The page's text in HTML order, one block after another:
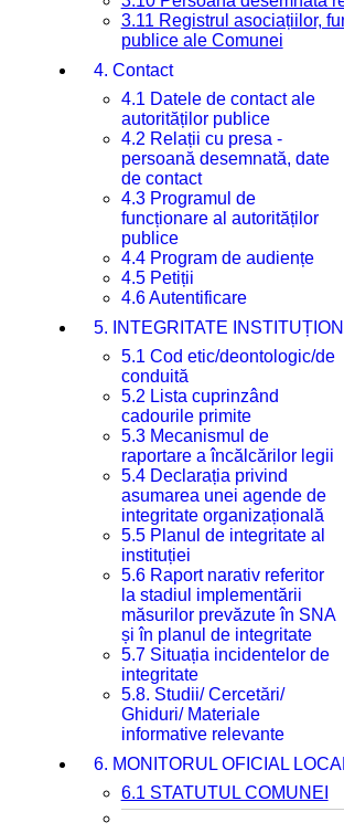
3.11 Registrul asociațiilor,
publice ale Comunei
4. Contact
4.1 Datele de contact ale
autorităților publice
4.2 Relații cu presa -
persoană desemnată, date
de contact
4.3 Programul de
funcționare al autorităților
publice
4.4 Program de audiențe
4.5 Petiții
4.6 Autentificare
5. INTEGRITATE
5.1 Cod etic/deontologic/de
conduită
5.2 Lista cuprinzând
cadourile primite
5.3 Mecanismul de
raportare a încălcărilor legii
5.4 Declarația privind
asumarea unei agende de
integritate organizațională
5.5 Planul de integritate al
instituției
5.6 Raport narativ referitor
la stadiul implementării
măsurilor prevăzute în SNA
și în planul de integritate
5.7 Situația incidentelor de
integritate
5.8. Studii/ Cercetări/
Ghiduri/ Materiale
informative relevante
6. MONITORUL OFICIAL
6.1 STATUTUL COMUNEI